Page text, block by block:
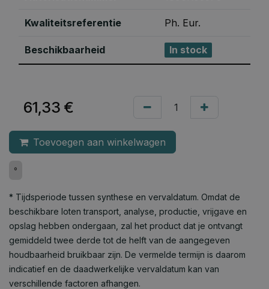
Kwaliteitsreferentie Ph. Eur.
Beschikbaarheid In stock
61,33 €
Toevoegen aan winkelwagen
°
* Tijdsperiode tussen synthese en vervaldatum. Omdat de
beschikbare loten transport, analyse, productie, vrijgave en
opslag hebben ondergaan, zal het product dat je ontvangt
gemiddeld twee derde tot de helft van de aangegeven
houdbaarheid bruikbaar zijn. De vermelde termijn is daarom
indicatief en de daadwerkelijke vervaldatum kan van
verschillende factoren afhangen.